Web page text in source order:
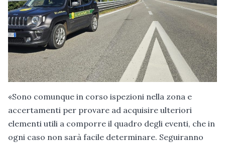
«Sono comunque in corso ispezioni nella zona e
accertamenti per provare ad acquisire ulteriori
elementi utili a comporre il quadro degli eventi, che in
ogni caso non sarà facile determinare. Seguiranno